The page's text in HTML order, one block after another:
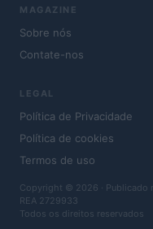
MAGAZINE
Sobre nós
Contate-nos
LEGAL
Política de Privacidade
Política de cookies
Termos de uso
Copyright © 2026 · Publicado
REA 2729933
Todos os direitos reservados